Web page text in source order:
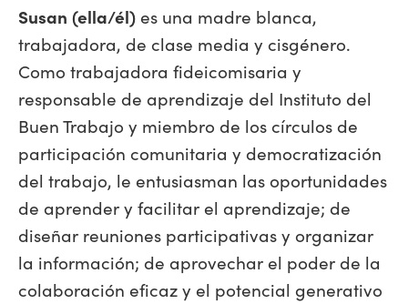
Susan (ella/él) es una madre blanca,
trabajadora, de clase media y cisgénero.
Como trabajadora fideicomisaria y
responsable de aprendizaje del Instituto del
Buen Trabajo y miembro de los círculos de
participación comunitaria y democratización
del trabajo, le entusiasman las oportunidades
de aprender y facilitar el aprendizaje; de
diseñar reuniones participativas y organizar
la información; de aprovechar el poder de la
colaboración eficaz y el potencial generativo